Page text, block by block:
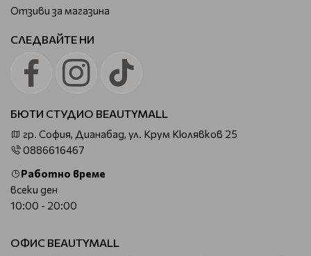
Отзиви за магазина
СЛЕДВАЙТЕ НИ
БЮТИ СТУДИО BEAUTYMALL
гр. София, Дианабад, ул. Крум Кюлявков 25
0886616467
Работно време
всеки ден
10:00 - 20:00
ОФИС BEAUTYMALL